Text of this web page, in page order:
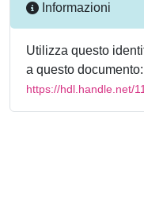
Informazioni
Utilizza questo
a questo documento:
https://hdl.handle.net/